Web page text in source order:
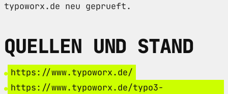
typoworx.de neu geprueft.
QUELLEN UND STAND
https://www.typoworx.de/
https://www.typoworx.de/typo3-